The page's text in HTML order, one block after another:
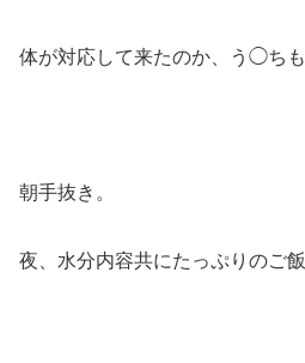
体が対応して来たのか、う◯ちも
朝手抜き。
夜、水分内容共にたっぷりのご飯